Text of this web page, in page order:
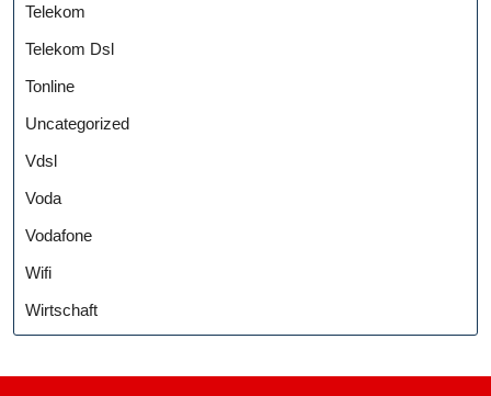
Telekom
Telekom Dsl
Tonline
Uncategorized
Vdsl
Voda
Vodafone
Wifi
Wirtschaft